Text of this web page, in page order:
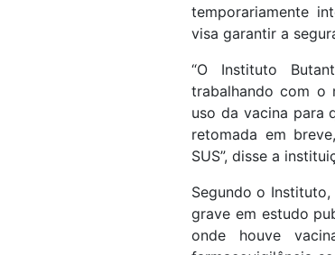
temporariamente
visa garantir a
“O Instituto
trabalhando com o
uso da vacina para
retomada em
SUS”, disse a
Segundo o
grave em estudo
onde houve